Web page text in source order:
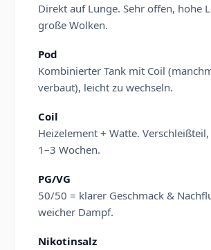
Direkt auf Lunge. Sehr offen, hohe
große Wolken.
Pod
Kombinierter Tank mit Coil
verbaut), leicht zu wechseln.
Coil
Heizelement + Watte.
1–3 Wochen.
PG/VG
50/50 = klarer Geschmack &
weicher Dampf.
Nikotinsalz